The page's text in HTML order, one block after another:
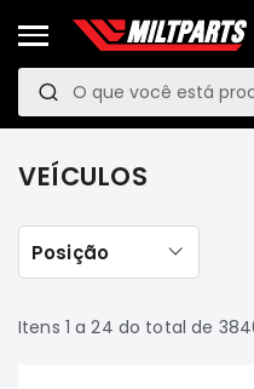
e
s
u
i
s
Pesquisa
LINKS
PREVENTIVA
VEÍCULOS
Pajero
VEÍCULOS
Itens 1 a24 do total de
Posição